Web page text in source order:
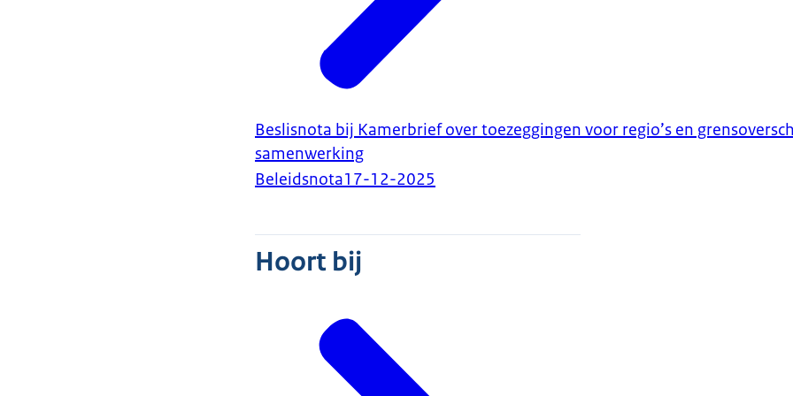
Beslisnota bij Kamerbrief over toezeggingen voor regio’s en
samenwerking
Beleidsnota17-12-2025
Hoort bij